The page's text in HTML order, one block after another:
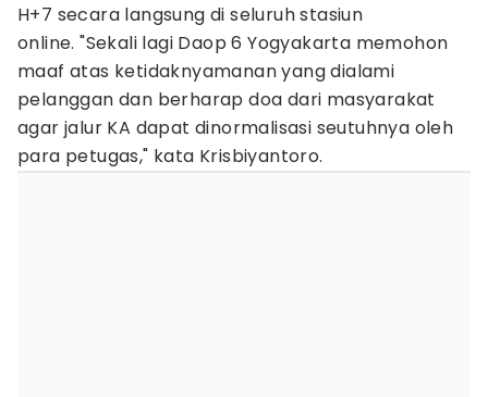
H+7 secara langsung di seluruh stasiun
online. "Sekali lagi Daop 6 Yogyakarta memohon
maaf atas ketidaknyamanan yang dialami
pelanggan dan berharap doa dari masyarakat
agar jalur KA dapat dinormalisasi seutuhnya oleh
para petugas," kata Krisbiyantoro.